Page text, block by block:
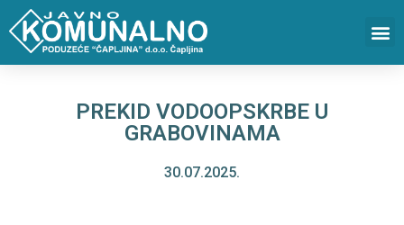
PREKID VODOOPSKRBE U
GRABOVINAMA
30.07.2025.